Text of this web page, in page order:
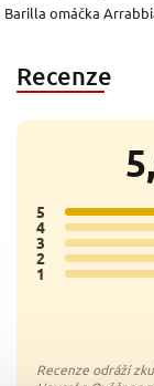
Barilla omáčka
Recenze
5 1x
4 0x
3 0x
2 0x
1 0x